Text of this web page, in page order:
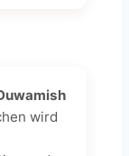
wird